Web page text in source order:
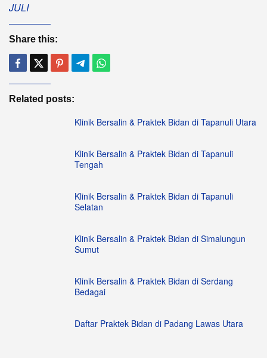
JULI
Share this:
Related posts:
Klinik Bersalin & Praktek Bidan di Tapanuli Utara
Klinik Bersalin & Praktek Bidan di Tapanuli
Tengah
Klinik Bersalin & Praktek Bidan di Tapanuli
Selatan
Klinik Bersalin & Praktek Bidan di Simalungun
Sumut
Klinik Bersalin & Praktek Bidan di Serdang
Bedagai
Daftar Praktek Bidan di Padang Lawas Utara